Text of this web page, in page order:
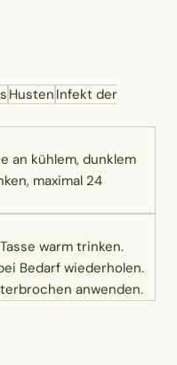
Husten Infekt der
an kühlem, dunklem
maximal 24
warm trinken.
Bedarf wiederholen.
anwenden.